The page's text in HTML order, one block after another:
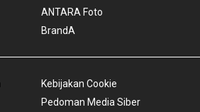
ANTARA Foto
BrandA
Kebijakan Cookie
Pedoman Media Siber